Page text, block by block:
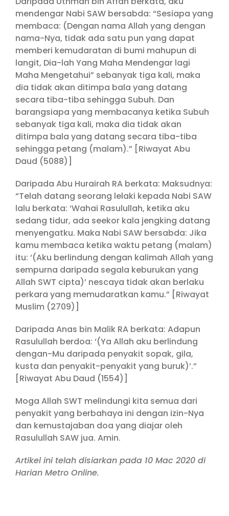
mendengar Nabi SAW bersabda: “Sesiapa yang
membaca: (Dengan nama Allah yang dengan
nama-Nya, tidak ada satu pun yang dapat
memberi kemudaratan di bumi mahupun di
langit, Dia-lah Yang Maha Mendengar lagi
Maha Mengetahui” sebanyak tiga kali, maka
dia tidak akan ditimpa bala yang datang
secara tiba-tiba sehingga Subuh. Dan
barangsiapa yang membacanya ketika Subuh
sebanyak tiga kali, maka dia tidak akan
ditimpa bala yang datang secara tiba-tiba
sehingga petang (malam).” [Riwayat Abu
Daud (5088)]
Daripada Abu Hurairah RA berkata: Maksudnya:
“Telah datang seorang lelaki kepada Nabi SAW
lalu berkata: ‘Wahai Rasulullah, ketika aku
sedang tidur, ada seekor kala jengking datang
menyengatku. Maka Nabi SAW bersabda: Jika
kamu membaca ketika waktu petang (malam)
itu: ‘(Aku berlindung dengan kalimah Allah yang
sempurna daripada segala keburukan yang
Allah SWT cipta)’ nescaya tidak akan berlaku
perkara yang memudaratkan kamu.” [Riwayat
Muslim (2709)]
Daripada Anas bin Malik RA berkata: Adapun
Rasulullah berdoa: ‘(Ya Allah aku berlindung
dengan-Mu daripada penyakit sopak, gila,
kusta dan penyakit-penyakit yang buruk)’.”
[Riwayat Abu Daud (1554)]
Moga Allah SWT melindungi kita semua dari
penyakit yang berbahaya ini dengan izin-Nya
dan kemustajaban doa yang diajar oleh
Rasulullah SAW jua. Amin.
Artikel ini telah disiarkan pada 10 Mac 2020 di
Harian Metro Online.